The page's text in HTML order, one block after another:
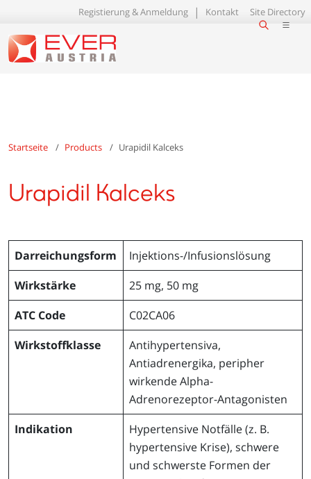
Registierung & Anmeldung Kontakt Site Directory
Startseite Products Urapidil Kalceks
Urapidil Kalceks
Darreichungsform
Injektions-/Infusionslösung
Wirkstärke
25 mg, 50 mg
ATC Code
C02CA06
Wirkstoffklasse
Antihypertensiva,
Antiadrenergika, peripher
wirkende Alpha-
Adrenorezeptor-Antagonisten
Indikation
Hypertensive Notfälle (z. B.
hypertensive Krise), schwere
und schwerste Formen der